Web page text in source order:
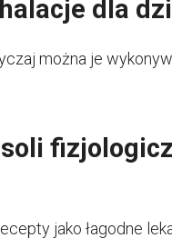
dla
można je
jako łagodne